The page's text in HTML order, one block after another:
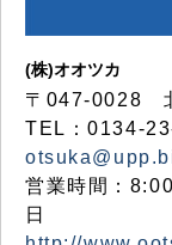
(株)オオツカ
〒047-0028
TEL：0134-
営業時間：
日